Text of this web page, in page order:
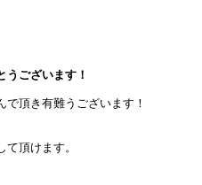
うございます！
頂き有難うございます！
頂けます。